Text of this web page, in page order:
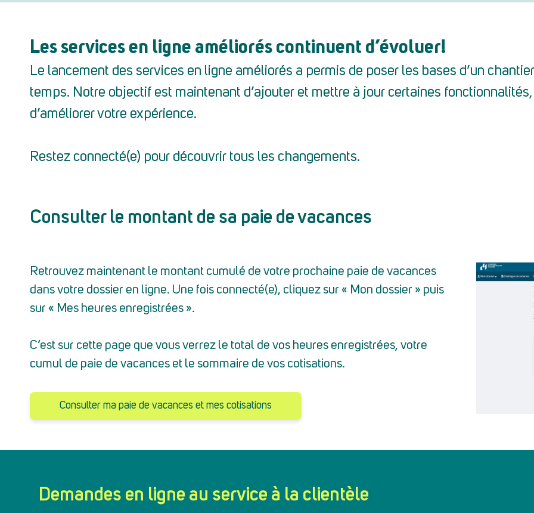
Les services en ligne améliorés continuent d’évoluer!
Le lancement des services en ligne améliorés a permis de poser les bases d’un
temps. Notre objectif est maintenant d’ajouter et mettre à jour certaines
d’améliorer votre expérience.
Restez connecté(e) pour découvrir tous les changements.
Consulter le montant de sa paie de vacances
Retrouvez maintenant le montant cumulé de votre prochaine paie de vacances
dans votre dossier en ligne. Une fois connecté(e), cliquez sur « Mon dossier » puis
sur « Mes heures enregistrées ».
C’est sur cette page que vous verrez le total de vos heures enregistrées, votre
cumul de paie de vacances et le sommaire de vos cotisations.
Consulter ma paie de vacances et mes cotisations
Demandes en ligne au service à la clientèle